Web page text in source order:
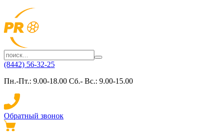
(8442) 56-32-25
Пн.-Пт.: 9.00-18.00 Сб.- Вс.: 9.00-15.00
Обратный звонок